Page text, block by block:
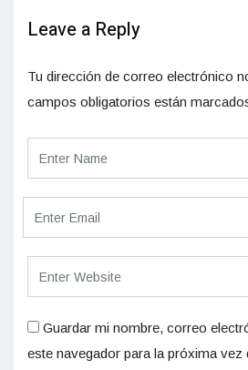
Leave a Reply
Tu dirección de correo electrónico
campos obligatorios están
Guardar mi nombre, correo
este navegador para la próxima vez